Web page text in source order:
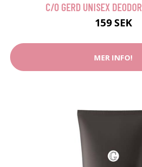
C/O GERD UNISEX
159 SEK
MER INFO!